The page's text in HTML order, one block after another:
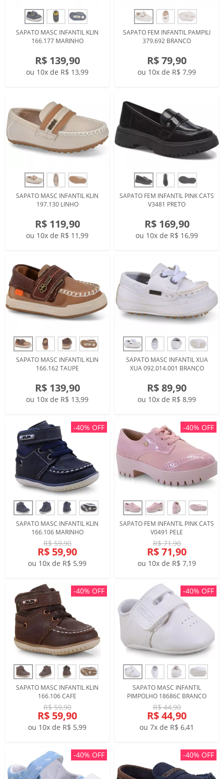
SAPATO MASC INFANTIL KLIN
166.177 MARINHO
R$ 139,90
ou 10x de R$ 13,99
SAPATO FEM INFANTIL PAMPILI
379.692 BRANCO
R$ 79,90
ou 10x de R$ 7,99
SAPATO MASC INFANTIL KLIN
197.130 LINHO
R$ 119,90
ou 10x de R$ 11,99
SAPATO FEM INFANTIL PINK CATS
V3481 PRETO
R$ 169,90
ou 10x de R$ 16,99
SAPATO MASC INFANTIL KLIN
166.162 TAUPE
R$ 139,90
ou 10x de R$ 13,99
SAPATO MASC INFANTIL XUA
XUA 092.014.001 BRANCO
R$ 89,90
ou 10x de R$ 8,99
-40% OFF
SAPATO MASC INFANTIL KLIN
166.106 MARINHO
R$ 59,90
R$ 59,90
ou 10x de R$ 5,99
-40% OFF
SAPATO FEM INFANTIL PINK CATS
V0491 PELE
R$ 71,90
R$ 71,90
ou 10x de R$ 7,19
-40% OFF
SAPATO MASC INFANTIL KLIN
166.106 CAFE
R$ 59,90
R$ 59,90
ou 10x de R$ 5,99
-40% OFF
SAPATO MASC INFANTIL
PIMPOLHO 18686C BRANCO
R$ 44,90
R$ 44,90
ou 7x de R$ 6,41
-40% OFF -40% OFF